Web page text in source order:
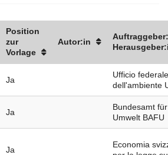
Position
zur
Vorlage
Autor:in
Ja
Ufficio federale
dell'ambiente
Ja
Bundesamt für
Umwelt BAFU
Ja
Economia